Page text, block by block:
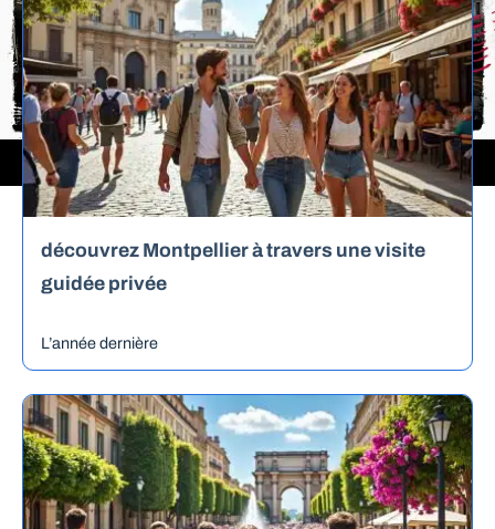
découvrez Montpellier à travers une visite
guidée privée
L’année dernière